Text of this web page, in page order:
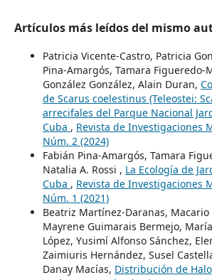
Artículos más leídos del mismo
Patricia Vicente-Castro, Patricia
Pina-Amargós, Tamara
González González, Alain Duran,
de Scarus coelestinus (Teleostei:
arrecifales del Parque Nacional
Cuba , Revista de Investigaciones
Núm. 2 (2024)
Fabián Pina-Amargós, Tamara
Natalia A. Rossi , La Ecología de
Cuba , Revista de Investigaciones
Núm. 1 (2021)
Beatriz Martínez-Daranas, Macario
Mayrene Guimarais Bermejo,
López, Yusimí Alfonso Sánchez,
Zaimiuris Hernández, Susel
Danay Macías, Distribución de